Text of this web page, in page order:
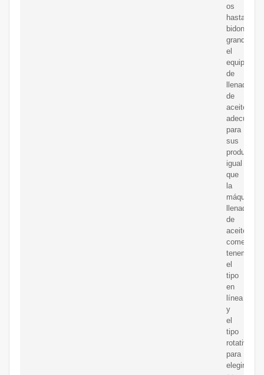
os
hasta
bidones
el
equipo
de
llenado
de
aceite
adecuado
para
sus
igual
que
la
máquina
llenadora
de
aceite
tenemos
el
tipo
en
línea
y
el
tipo
rotativo
para
elegir.Si